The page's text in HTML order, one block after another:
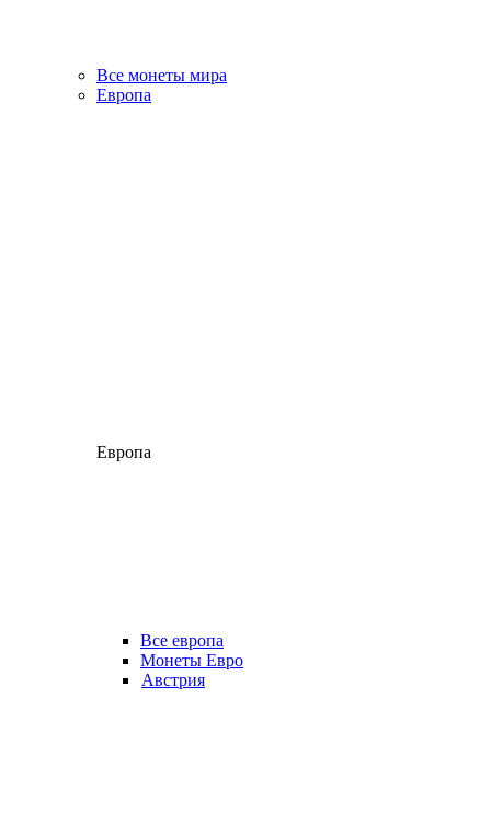
Все монеты мира
Европа
Европа
Все европа
Монеты Евро
Австрия